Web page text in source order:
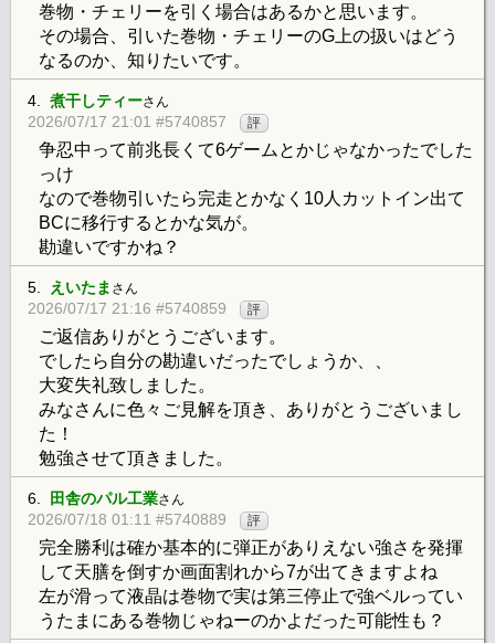
巻物・チェリーを引く場合はあるかと思います。
その場合、引いた巻物・チェリーのG上の扱いはどう
なるのか、知りたいです。
4. 煮干しティーさん
2026/07/17 21:01 #5740857 評
争忍中って前兆長くて6ゲームとかじゃなかったでした
っけ
なので巻物引いたら完走とかなく10人カットイン出て
BCに移行するとかな気が。
勘違いですかね？
5. えいたま さん
2026/07/17 21:16 #5740859 評
ご返信ありがとうございます。
でしたら自分の勘違いだったでしょうか、、
大変失礼致しました。
みなさんに色々ご見解を頂き、ありがとうございまし
た！
勉強させて頂きました。
6. 田舎のパル工業さん
2026/07/18 01:11 #5740889 評
完全勝利は確か基本的に弾正がありえない強さを発揮
して天膳を倒すか画面割れから7が出てきますよね
左が滑って液晶は巻物で実は第三停止で強ベルってい
うたまにある巻物じゃねーのかよだった可能性も？